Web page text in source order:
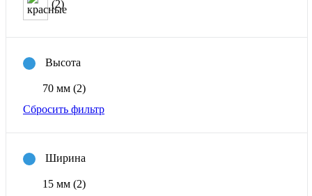
(2)
Высота
70 мм (2)
Сбросить фильтр
Ширина
15 мм (2)